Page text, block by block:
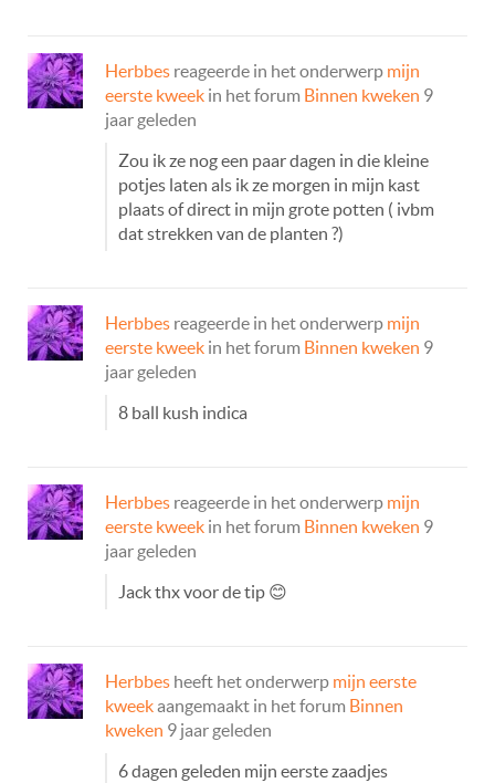
Herbbes reageerde in het onderwerp mijn
eerste kweek in het forum Binnen kweken 9
jaar geleden
Zou ik ze nog een paar dagen in die kleine
potjes laten als ik ze morgen in mijn kast
plaats of direct in mijn grote potten ( ivbm
dat strekken van de planten ?)
Herbbes reageerde in het onderwerp mijn
eerste kweek in het forum Binnen kweken 9
jaar geleden
8 ball kush indica
Herbbes reageerde in het onderwerp mijn
eerste kweek in het forum Binnen kweken 9
jaar geleden
Jack thx voor de tip 😊
Herbbes heeft het onderwerp mijn eerste
kweekaangemaakt in het forum Binnen
kweken 9 jaar geleden
6 dagen geleden mijn eerste zaadjes